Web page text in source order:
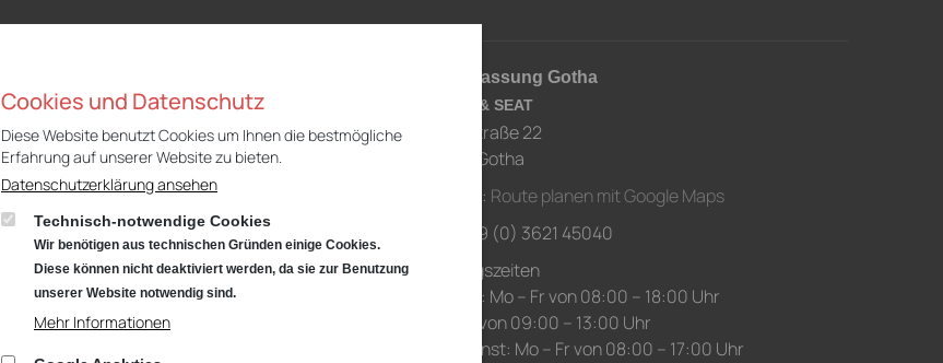
Audi
Cyrusstraße 22
99867 Gotha
Anfahrt:Route planen mit Google Maps
Tel.: +49 (0) 3621 45040
Öffnungszeiten
Service: Mo – Fr von 07:00 – 18:00 Uhr
und Sa von 09:00 – 13:00 Uhr
Niederlassung Gotha
CUPRA & SEAT
Cyrusstraße 22
99867 Gotha
Anfahrt: Route planen mit Google Maps
Tel.: +49 (0) 3621 45040
Öffnungszeiten
Service: Mo – Fr von 08:00 – 18:00 Uhr
und Sa von 09:00 – 13:00 Uhr
Teiledienst: Mo – Fr von 08:00 – 17:00 Uhr
Cookies und Datenschutz
Diese Website benutzt Cookies um Ihnen die bestmögliche
Erfahrung auf unserer Website zu bieten.
Datenschutzerklärung ansehen
Technisch-notwendige Cookies
Wir benötigen aus technischen Gründen einige Cookies.
Diese können nicht deaktiviert werden, da sie zur Benutzung
unserer Website notwendig sind.
Mehr Informationen